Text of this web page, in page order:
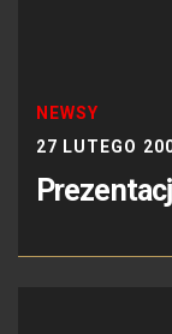
NEWSY
27 LUTEGO